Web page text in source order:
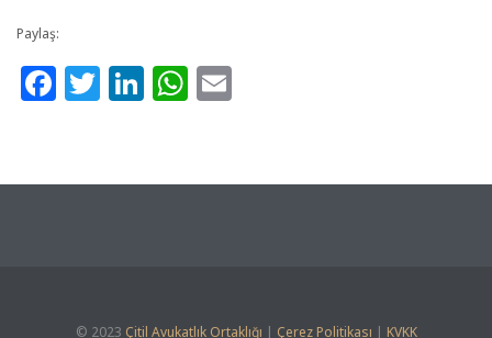
Paylaş:
Facebook
Twitter
LinkedIn
WhatsApp
© 2023 Çitil Avukatlık Ortaklığı | Çerez Politikası | KVKK